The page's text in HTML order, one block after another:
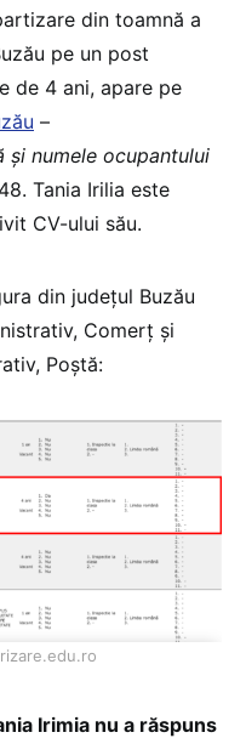
din toamnă a
pe un post
de 4 ani, apare pe
–
şi numele ocupantului
Tania Irilia este
CV-ului său.
din județul Buzău
Comerț și
Poștă:
Irimia nu a răspuns